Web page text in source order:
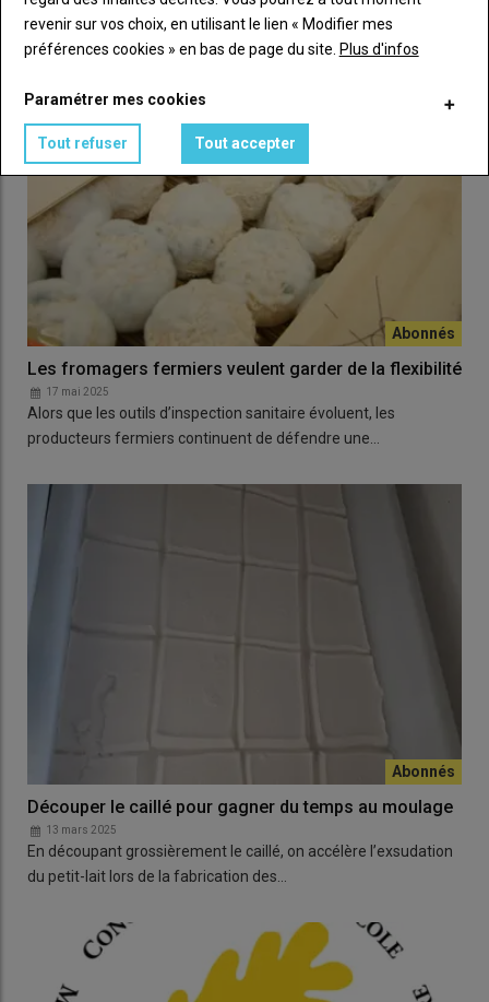
Les fromagers fermiers veulent garder de la flexibilité
17 mai 2025
Alors que les outils d’inspection sanitaire évoluent, les
producteurs fermiers continuent de défendre une…
Découper le caillé pour gagner du temps au moulage
13 mars 2025
En découpant grossièrement le caillé, on accélère l’exsudation
du petit-lait lors de la fabrication des…
revenir sur vos choix, en utilisant le lien « Modifier mes
préférences cookies » en bas de page du site. Plus d'infos
Paramétrer mes cookies
Tout refuser Tout accepter